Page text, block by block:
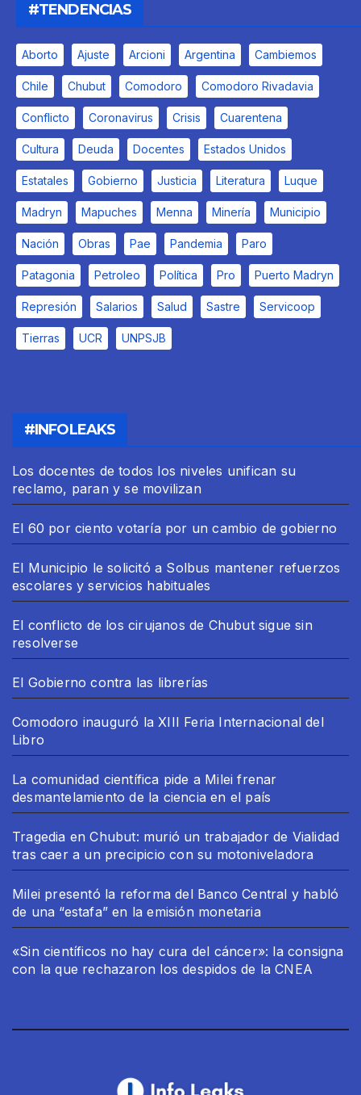
#TENDENCIAS
Aborto Ajuste Arcioni Argentina Cambiemos
Chile Chubut Comodoro Comodoro Rivadavia
Conflicto Coronavirus Crisis Cuarentena
Cultura Deuda Docentes Estados Unidos
Estatales Gobierno Justicia Literatura Luque
Madryn Mapuches Menna Minería Municipio
Nación Obras Pae Pandemia Paro
Patagonia Petroleo Política Pro Puerto Madryn
Represión Salarios Salud Sastre Servicoop
Tierras UCR UNPSJB
#INFOLEAKS
Los docentes de todos los niveles unifican su
reclamo, paran y se movilizan
El 60 por ciento votaría por un cambio de gobierno
El Municipio le solicitó a Solbus mantener refuerzos
escolares y servicios habituales
El conflicto de los cirujanos de Chubut sigue sin
resolverse
El Gobierno contra las librerías
Comodoro inauguró la XIII Feria Internacional del
Libro
La comunidad científica pide a Milei frenar
desmantelamiento de la ciencia en el país
Tragedia en Chubut: murió un trabajador de Vialidad
tras caer a un precipicio con su motoniveladora
Milei presentó la reforma del Banco Central y habló
de una “estafa” en la emisión monetaria
«Sin científicos no hay cura del cáncer»: la consigna
con la que rechazaron los despidos de la CNEA